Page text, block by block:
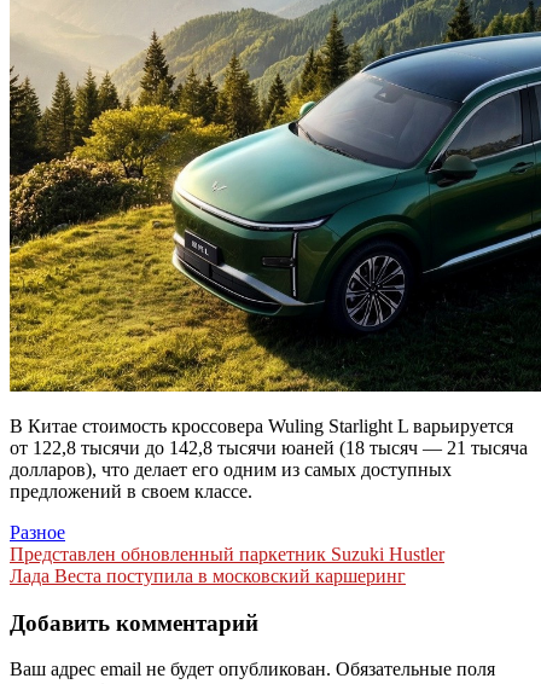
В Китае стоимость кроссовера Wuling Starlight L варьируется
от 122,8 тысячи до 142,8 тысячи юаней (18 тысяч — 21 тысяча
долларов), что делает его одним из самых доступных
предложений в своем классе.
Разное
Навигация
по
записям
Представлен обновленный паркетник Suzuki Hustler
Лада Веста поступила в московский каршеринг
Добавить комментарий
Ваш адрес email не будет опубликован. Обязательные поля